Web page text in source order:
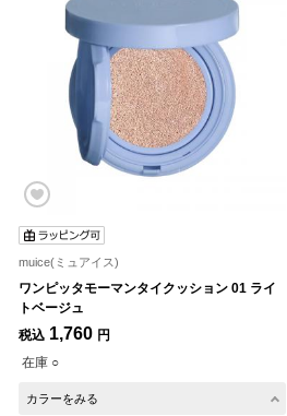
muice(ミュアイス)
ワンピッタモーマンタイクッション 01 ライ
トベージュ
税込 1,760 円
在庫 ○
カラーをみる